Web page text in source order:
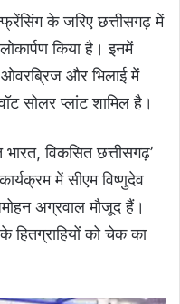
के जरिए छत्तीसगढ़ में
किया है। इनमें
और भिलाई में
सोलर प्लांट शामिल है।
विकसित छत्तीसगढ़’
में सीएम विष्णुदेव
अग्रवाल मौजूद हैं।
हितग्राहियों को चेक का